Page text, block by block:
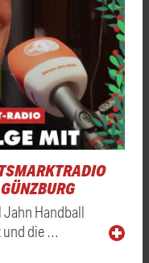
Jahn Handball
und die …